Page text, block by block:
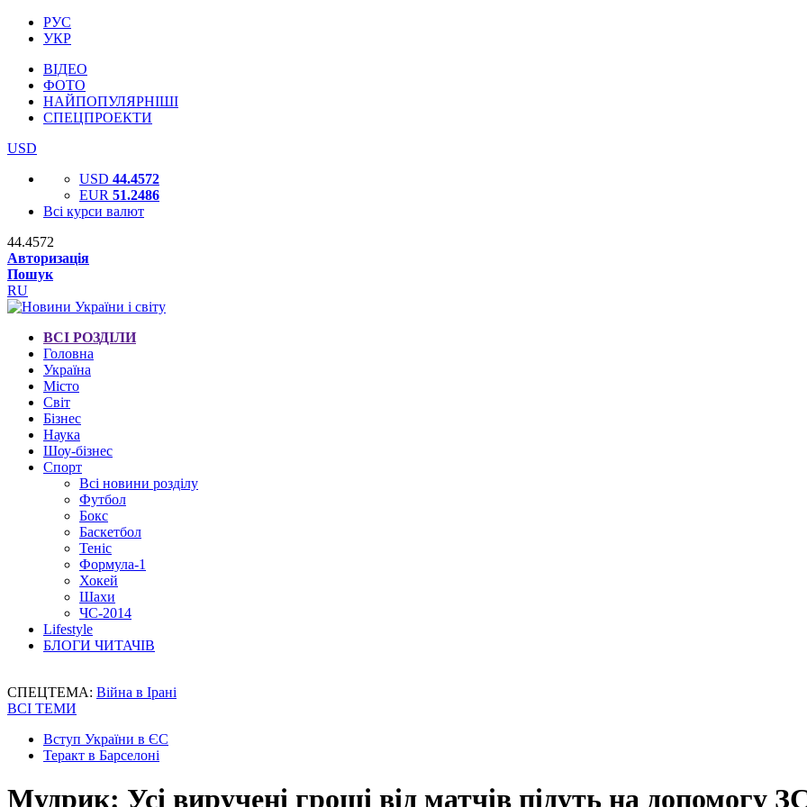
РУС
УКР
ВІДЕО
ФОТО
НАЙПОПУЛЯРНІШІ
СПЕЦПРОЕКТИ
USD
USD 44.4572
EUR 51.2486
Всі курси валют
44.4572
Авторизація
Пошук
RU
ВСІ РОЗДІЛИ
Головна
Україна
Місто
Світ
Бізнес
Наука
Шоу-бізнес
Спорт
Всі новини розділу
Футбол
Бокс
Баскетбол
Теніс
Формула-1
Хокей
Шахи
ЧС-2014
Lifestyle
БЛОГИ ЧИТАЧІВ
СПЕЦТЕМА: Війна в Ірані
ВСІ ТЕМИ
Вступ України в ЄС
Теракт в Барселоні
Мудрик: Усі виручені гроші від матчів підуть на допомогу